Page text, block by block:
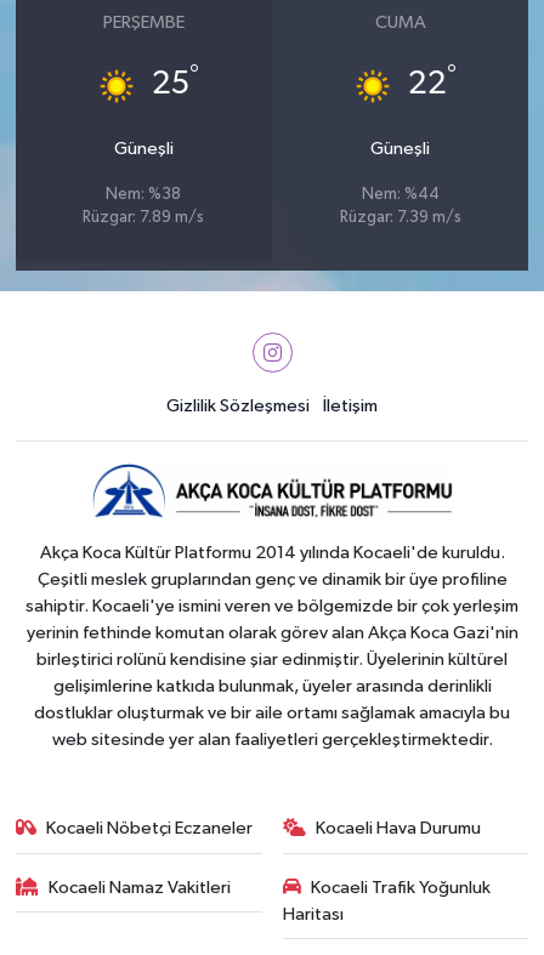
PERŞEMBE
25°
Güneşli
Nem: %38
Rüzgar: 7.89 m/s
CUMA
22°
Güneşli
Nem: %44
Rüzgar: 7.39 m/s
Gizlilik Sözleşmesi İletişim
Akça Koca Kültür Platformu 2014 yılında Kocaeli'de kuruldu.
Çeşitli meslek gruplarından genç ve dinamik bir üye profiline
sahiptir. Kocaeli'ye ismini veren ve bölgemizde bir çok yerleşim
yerinin fethinde komutan olarak görev alan Akça Koca Gazi'nin
birleştirici rolünü kendisine şiar edinmiştir. Üyelerinin kültürel
gelişimlerine katkıda bulunmak, üyeler arasında derinlikli
dostluklar oluşturmak ve bir aile ortamı sağlamak amacıyla bu
web sitesinde yer alan faaliyetleri gerçekleştirmektedir.
Kocaeli Nöbetçi Eczaneler Kocaeli Hava Durumu
Kocaeli Namaz Vakitleri
Kocaeli Trafik Yoğunluk
Haritası